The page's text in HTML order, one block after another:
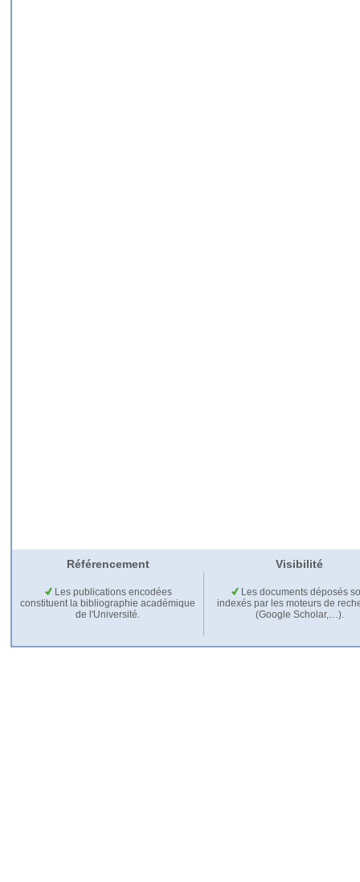
Référencement Visibilité
Les publications encodées
constituent la bibliographie académique
de l'Université.
Les documents déposés
indexés par les moteurs de
(Google Scholar,…).